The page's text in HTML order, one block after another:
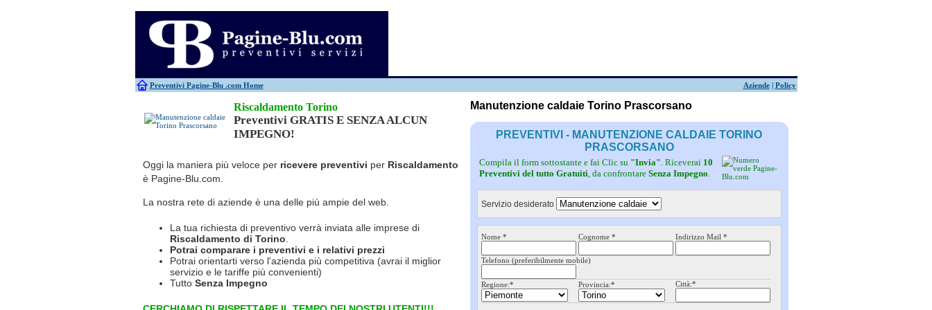
Preventivi Pagine-Blu .com Home Aziende| Policy
Antifurti
Allarme
Bagni chimici
Edilizia Giardinieri
Caldaie
Falegnami Idraulici
Canne fumarie
Riscaldamento Torino
Preventivi GRATIS E SENZA ALCUN
IMPEGNO!
Oggi la maniera più veloce per ricevere preventivi per Riscaldamento
è Pagine-Blu.com.
La nostra rete di aziende è una delle più ampie del web.
La tua richiesta di preventivo verrà inviata alle imprese di
Riscaldamento di Torino
Potrai comparare i preventivi e i relativi prezzi
Potrai orientarti verso l'azienda più competitiva (avrai il miglior
servizio e le tariffe più convenienti)
Tutto Senza Impegno
Manutenzione caldaie Torino Prascorsano
PREVENTIVI - MANUTENZIONE CALDAIE TORINO
PRASCORSANO
Compila il form sottostante e fai Clic su "Invia". Riceverai 10
Preventivi del tutto Gratuiti, da confrontareSenza Impegno.
Servizio desiderato
Nome * Cognome * Indirizzo Mail *
Telefono (preferibilmente mobile)
Regione:* Provincia:* Città:*